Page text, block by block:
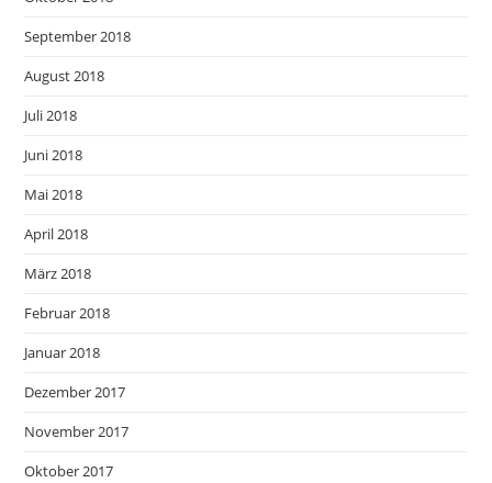
September 2018
August 2018
Juli 2018
Juni 2018
Mai 2018
April 2018
März 2018
Februar 2018
Januar 2018
Dezember 2017
November 2017
Oktober 2017